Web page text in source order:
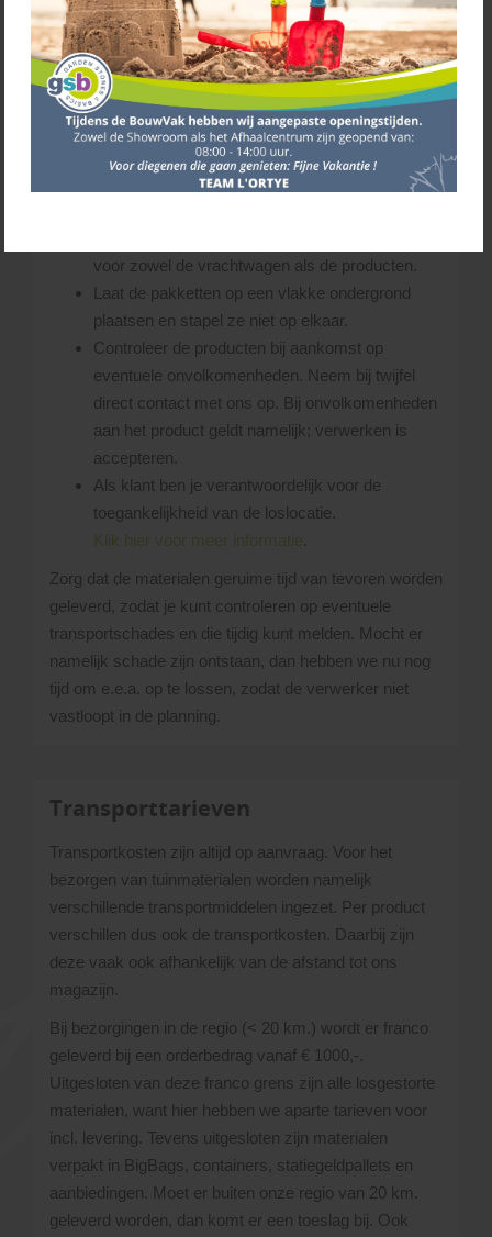
De materialen die je besteld hebt, lossen we
naast de vrachtwagen. Uiteraard probeert de
chauffeur de materialen zo dicht mogelijk bij de
gewenste losplaats af te leveren. Uitgangspunt
hierbij is, dat de chauffeur steeds schade aan
(eigendom van) derden probeert te voorkomen.
De chauffeur bepaalt ter plekke of de gevraagde
voor zowel de vrachtwagen als de producten.
Laat de pakketten op een vlakke ondergrond
plaatsen en stapel ze niet op elkaar.
Controleer de producten bij aankomst op
eventuele onvolkomenheden. Neem bij twijfel
direct contact met ons op. Bij onvolkomenheden
aan het product geldt namelijk; verwerken is
accepteren.
Als klant ben je verantwoordelijk voor de
toegankelijkheid van de loslocatie.
Klik hier voor meer informatie
Zorg dat de materialen geruime tijd van tevoren worden
geleverd, zodat je kunt controleren op eventuele
transportschades en die tijdig kunt melden. Mocht er
namelijk schade zijn ontstaan, dan hebben we nu nog
tijd om e.e.a. op te lossen, zodat de verwerker niet
vastloopt in de planning.
Transporttarieven
Transportkosten zijn altijd op aanvraag. Voor het
bezorgen van tuinmaterialen worden namelijk
verschillende transportmiddelen ingezet. Per product
verschillen dus ook de transportkosten. Daarbij zijn
deze vaak ook afhankelijk van de afstand tot ons
magazijn.
Bij bezorgingen in de regio (< 20 km.) wordt er franco
geleverd bij een orderbedrag vanaf € 1000,-.
Uitgesloten van deze franco grens zijn alle losgestorte
materialen, want hier hebben we aparte tarieven voor
incl. levering. Tevens uitgesloten zijn materialen
verpakt in BigBags, containers, statiegeldpallets en
aanbiedingen. Moet er buiten onze regio van 20 km.
geleverd worden, dan komt er een toeslag bij. Ook